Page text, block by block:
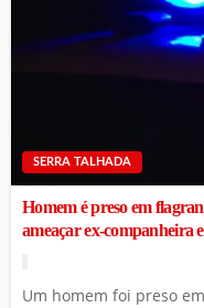
SERRA TALHADA
Homem é preso em
ameaçar ex-companheira
Um homem foi preso